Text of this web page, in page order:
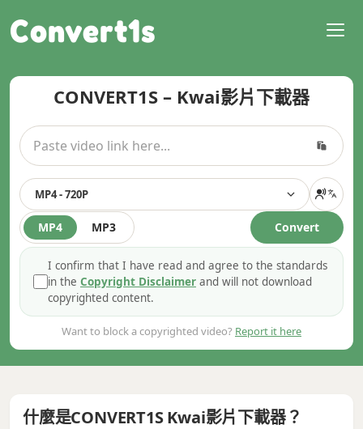
Convert1s
CONVERT1S – Kwai影片下載器
MP4 MP3
MP4 - 720P
Convert
I confirm that I have read and agree to the standards
in the Copyright Disclaimer and will not download
copyrighted content.
Want to block a copyrighted video? Report it here
什麼是CONVERT1S Kwai影片下載器？